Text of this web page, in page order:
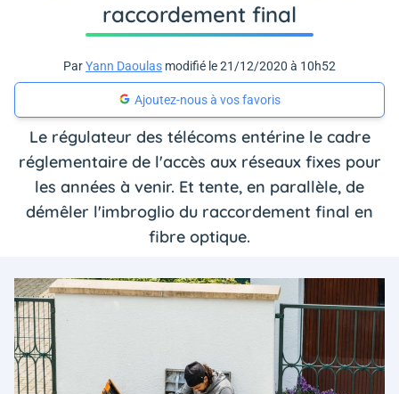
raccordement final
ParYann Daoulas modifié le 21/12/2020 à 10h52
Ajoutez-nous à vos favoris
Le régulateur des télécoms entérine le cadre
réglementaire de l'accès aux réseaux fixes pour
les années à venir. Et tente, en parallèle, de
démêler l'imbroglio du raccordement final en
fibre optique.